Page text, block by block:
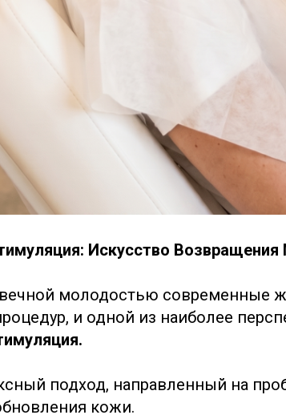
Искусство
вечной молодостью современные
и одной из наиболее
подход, направленный на
кожи.